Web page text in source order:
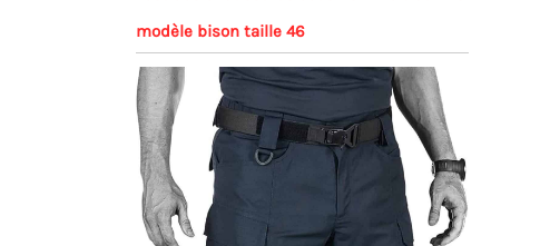
modèle bison taille 46